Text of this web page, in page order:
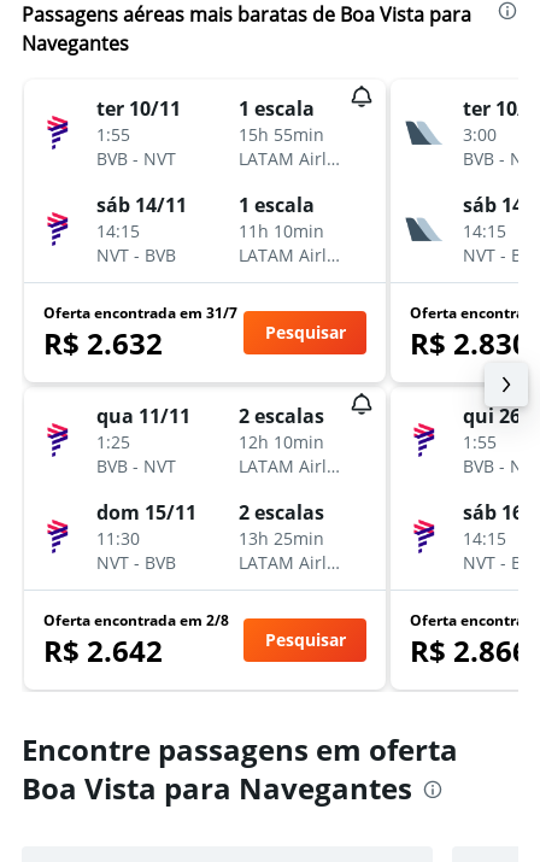
Passagens aéreas mais baratas de Boa Vista para
Navegantes
ter 10/11
1:55
BVB - NVT
1 escala
15h 55min
LATAM Airlines
sáb 14/11
14:15
NVT - BVB
1 escala
11h 10min
LATAM Airlines
Oferta encontrada em 31/7
R$ 2.632 Pesquisar
qua 11/11
1:25
BVB - NVT
2 escalas
12h 10min
LATAM Airlines
dom 15/11
11:30
NVT - BVB
2 escalas
13h 25min
LATAM Airlines
Oferta encontrada em 2/8
R$ 2.642 Pesquisar
ter 10/
3:00
BVB -
sáb 14/
14:15
NVT -
Oferta
R$ 2.830
qui 26/
1:55
BVB -
sáb 16/
14:15
NVT -
Oferta
R$ 2.866
Encontre passagens em oferta
Boa Vista para Navegantes